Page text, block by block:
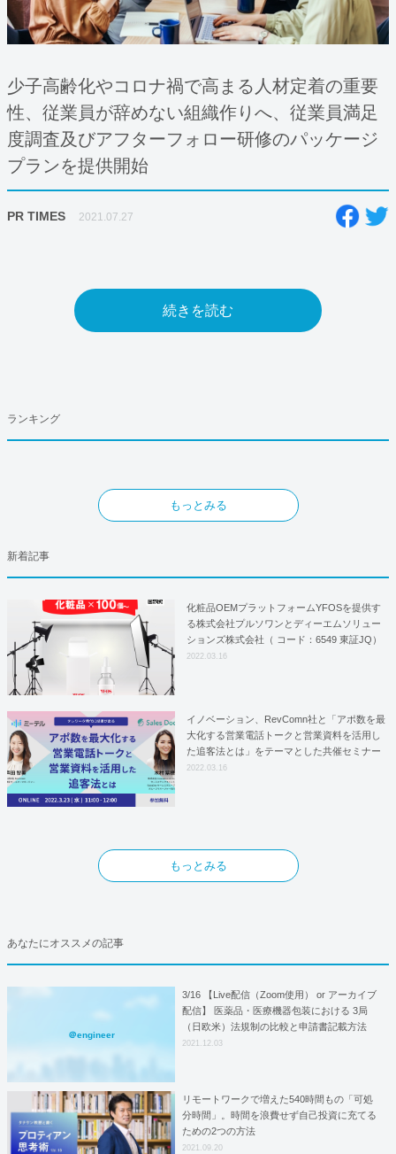
少子高齢化やコロナ禍で高まる人材定着の重要
性、従業員が辞めない組織作りへ、従業員満足
度調査及びアフターフォロー研修のパッケージ
プランを提供開始
PR TIMES 2021.07.27
続きを読む
ランキング
もっとみる
新着記事
化粧品OEMプラットフォームYFOSを提供す
る株式会社プルソワンとディーエムソリュー
ションズ株式会社（ コード：6549 東証JQ）
はYFOSにおけるロジスティクスパートナー
2022.03.16
イノベーション、RevComn社と「アポ数を最
大化する営業電話トークと営業資料を活用し
た追客法とは」をテーマとした共催セミナー
を開催！
2022.03.16
もっとみる
あなたにオススメの記事
＠engineer
3/16 【Live配信（Zoom使用） or アーカイブ
配信】 医薬品・医療機器包装における 3局
（日欧米）法規制の比較と申請書記載方法
2021.12.03
リモートワークで増えた540時間もの「可処
分時間」。時間を浪費せず自己投資に充てる
ための2つの方法
2021.09.20